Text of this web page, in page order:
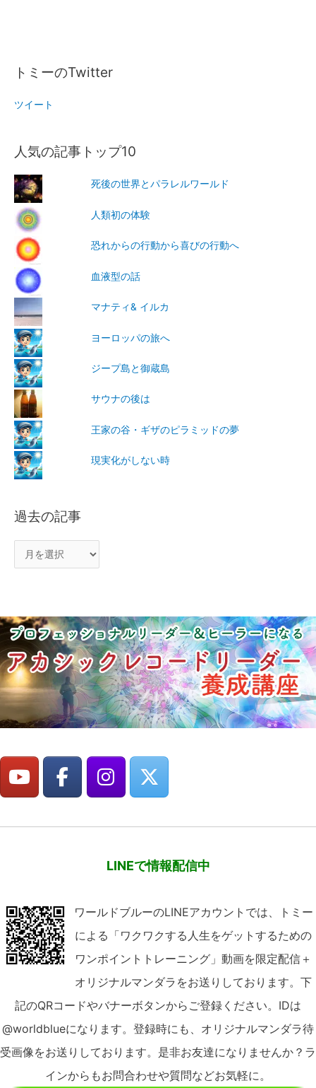
トミーのTwitter
ツイート
人気の記事トップ10
死後の世界とパラレルワールド
人類初の体験
恐れからの行動から喜びの行動へ
血液型の話
マナティ& イルカ
ヨーロッパの旅へ
ジープ島と御蔵島
サウナの後は
王家の谷・ギザのピラミッドの夢
現実化がしない時
過去の記事
LINEで情報配信中
ワールドブルーのLINEアカウントでは、トミー
による「ワクワクする人生をゲットするための
ワンポイントトレーニング」動画を限定配信＋
オリジナルマンダラをお送りしております。下
記のQRコードやバナーボタンからご登録ください。IDは
@worldblueになります。登録時にも、オリジナルマンダラ待
受画像をお送りしております。是非お友達になりませんか？ラ
インからもお問合わせや質問などお気軽に。